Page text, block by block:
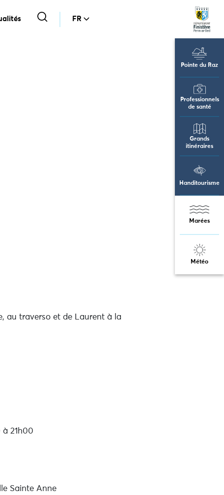
FR
Pointe du Raz
Professionnels
de santé
Grands
itinéraires
Handitourisme
Marées
Météo
au traverso et de Laurent à la
21h00
Sainte Anne